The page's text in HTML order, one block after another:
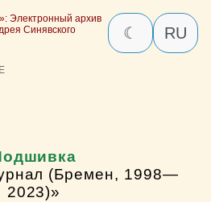
Электронный архив
Синявского
☾ RU
(Бремен, 1998—
2023)»